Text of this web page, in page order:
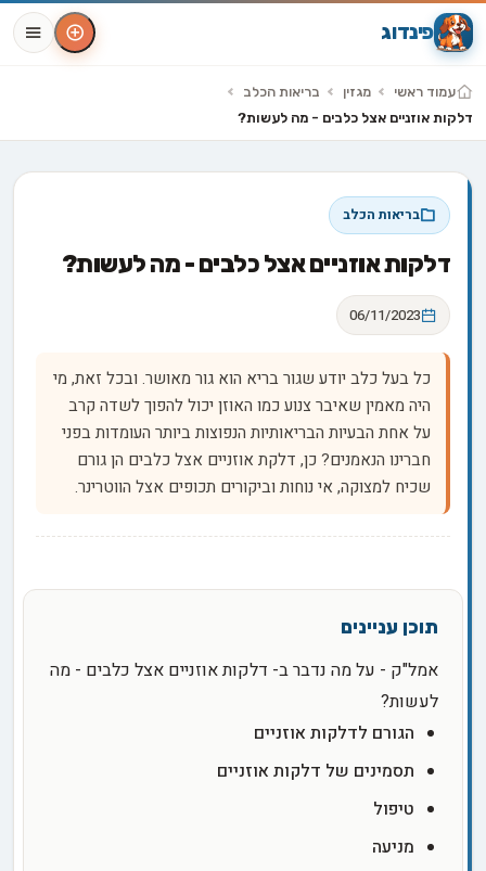
פינדוג
עמוד ראשי מגזין
בריאות הכלב
דלקות אוזניים אצל כלבים - מה לעשות?
בריאות הכלב
דלקות אוזניים אצל כלבים - מה לעשות?
06/11/2023
כל בעל כלב יודע שגור בריא הוא גור מאושר. ובכל זאת, מי
היה מאמין שאיבר צנוע כמו האוזן יכול להפוך לשדה קרב
על אחת הבעיות הבריאותיות הנפוצות ביותר העומדות בפני
חברינו הנאמנים? כן, דלקת אוזניים אצל כלבים הן גורם
שכיח למצוקה, אי נוחות וביקורים תכופים אצל הווטרינר.
אמל"ק - על מה נדבר ב- דלקות אוזניים אצל כלבים - מה
לעשות?
הגורם לדלקות אוזניים
תסמינים של דלקות אוזניים
טיפול
מניעה